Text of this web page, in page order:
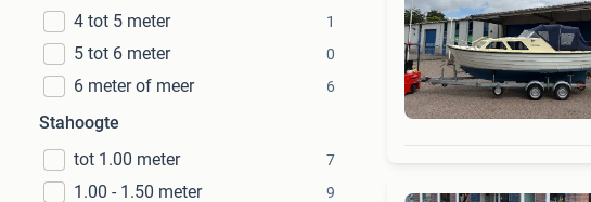
4 tot 5 meter 1
5 tot 6 meter 0
6 meter of meer 6
Stahoogte
tot 1.00 meter
7
1.00 - 1.50 meter 9